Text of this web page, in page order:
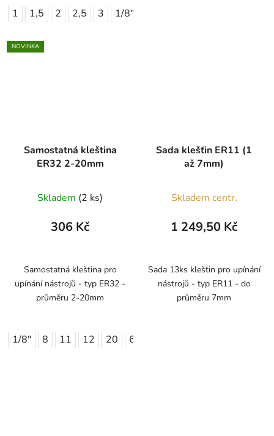
1 1,5 2 2,5 3 1/8"
NOVINKA
Samostatná kleština
ER32 2-20mm
Skladem (2 ks)
306 Kč
Samostatná kleština pro
upínání nástrojů - typ ER32 -
průměru 2-20mm
1/8" 8 11 12 20 6,35
Sada klešťin ER11 (1
až 7mm)
Skladem centr.
1 249,50 Kč
Sada 13ks kleštin pro upínání
nástrojů - typ ER11 - do
průměru 7mm